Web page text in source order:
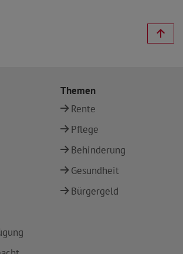
Themen
Rente
Pflege
Behinderung
Gesundheit
Bürgergeld